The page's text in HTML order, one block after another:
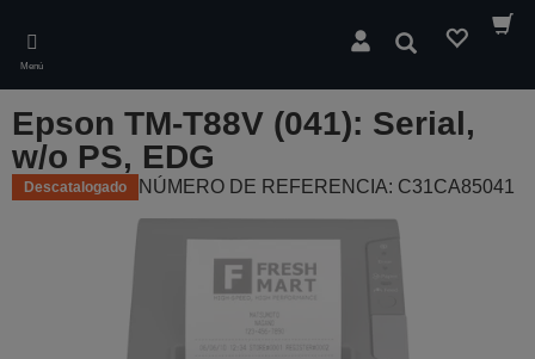
main
content
Menú
Buscar
Epson TM-T88V (041): Serial,
w/o PS, EDG
Descatalogado NÚMERO DE REFERENCIA: C31CA85041